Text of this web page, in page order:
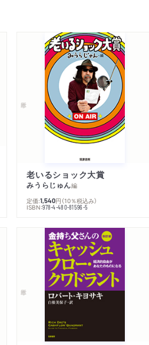
老いるショック大賞
みうらじゅん編
定価:1,540円 （10％税込み）
ISBN:978-4-480-81596-5